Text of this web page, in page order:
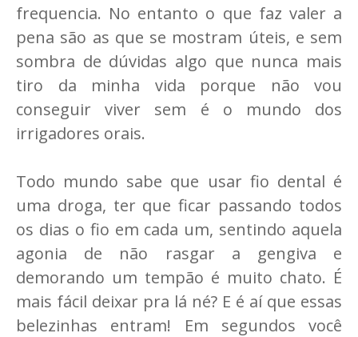
frequencia. No entanto o que faz valer a
pena são as que se mostram úteis, e sem
sombra de dúvidas algo que nunca mais
tiro da minha vida porque não vou
conseguir viver sem é o mundo dos
irrigadores orais.
Todo mundo sabe que usar fio dental é
uma droga, ter que ficar passando todos
os dias o fio em cada um, sentindo aquela
agonia de não rasgar a gengiva e
demorando um tempão é muito chato. É
mais fácil deixar pra lá né? E é aí que essas
belezinhas entram! Em segundos você